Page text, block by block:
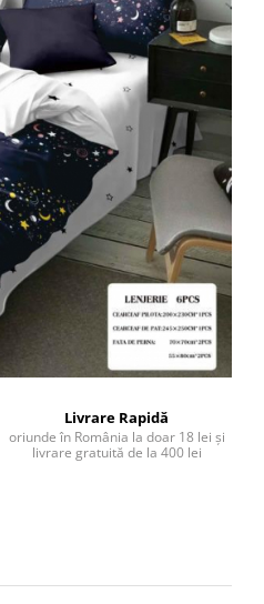
Livrare Rapidă
oriunde în România la doar 18 lei și
livrare gratuită de la 400 lei